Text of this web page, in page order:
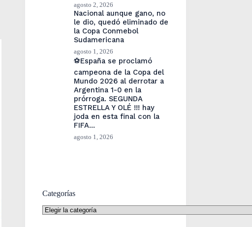
agosto 2, 2026
Nacional aunque gano, no
le dio, quedó eliminado de
la Copa Conmebol
Sudamericana
agosto 1, 2026
⚽España se proclamó
campeona de la Copa del
Mundo 2026 al derrotar a
Argentina 1-0 en la
prórroga. SEGUNDA
ESTRELLA Y OLÉ !!! hay
joda en esta final con la
FIFA…
agosto 1, 2026
Categorías
Categorías